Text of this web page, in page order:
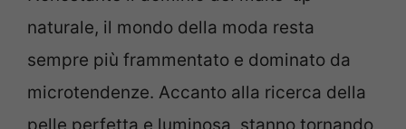
naturale, il mondo della moda resta
sempre più frammentato e dominato da
microtendenze. Accanto alla ricerca della